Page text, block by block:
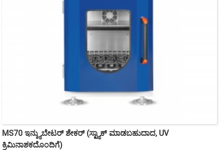
MS70 ಇನ್ಕ್ಯುಬೇಟರ್ ಶೇಕರ್ (ಸ್ಟ್ಯಾಕ್ ಮಾಡಬಹುದಾದ, UV
ಕ್ರಿಮಿನಾಶಕದೊಂದಿಗೆ)